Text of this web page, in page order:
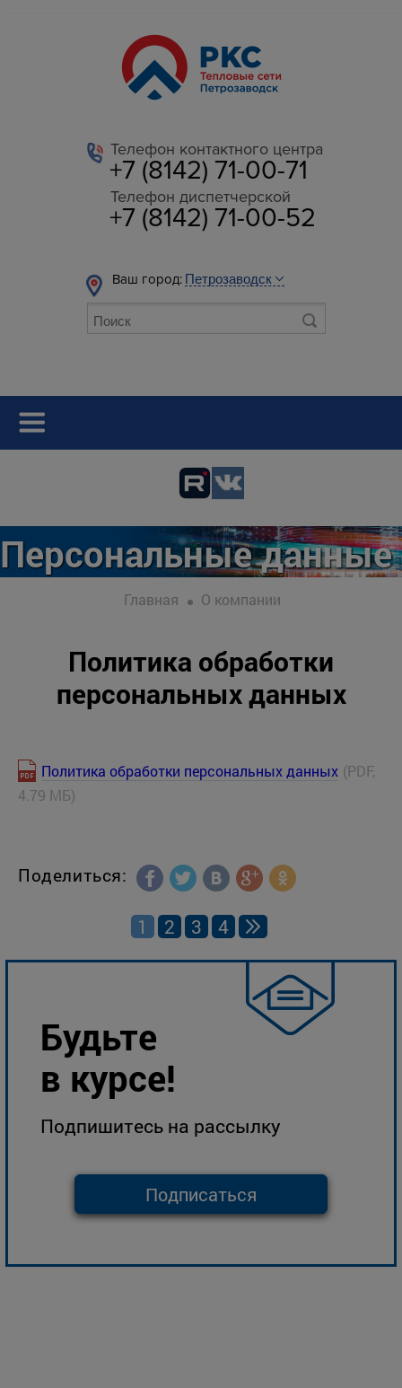
Телефон контактного центра
+7 (8142) 71-00-71
Телефон диспетчерской
+7 (8142) 71-00-52
Ваш город:
Персональные данные
Главная О компании
Будьте
в курсе!
Подпишитесь на рассылку
Подписаться
Политика обработки
персональных данных
Политика обработки персональных данных (PDF,
4.79 МБ)
Поделиться:
1 2 3 4